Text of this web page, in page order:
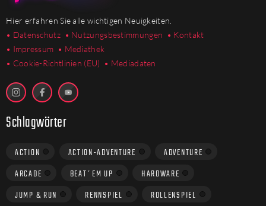
Hier erfahren Sie alle wichtigen Neuigkeiten.
• Datenschutz • Nutzungsbestimmungen • Kontakt
• Impressum • Mediathek
• Cookie-Richtlinien (EU) • Mediadaten
Schlagwörter
ACTION ACTION-ADVENTURE
ADVENTURE
ARCADE
BEAT´EM UP
HARDWARE
JUMP & RUN
RENNSPIEL ROLLENSPIEL